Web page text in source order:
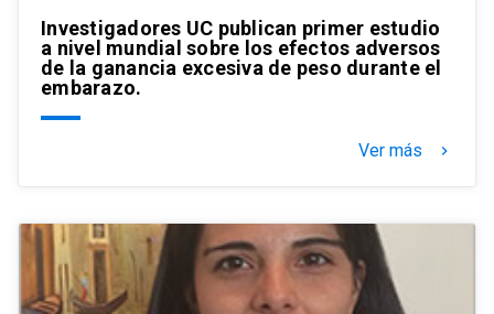
Investigadores UC publican primer estudio
a nivel mundial sobre los efectos adversos
de la ganancia excesiva de peso durante el
embarazo.
Ver más keyboard_arrow_right